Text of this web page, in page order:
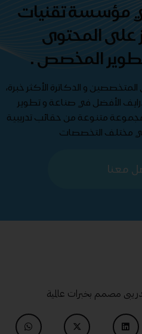
مؤسسة تقنيات
على المحتوى
المخصص .
و الدكاترة الأكثر خبرة،
الأفضل في صناعة و تطوير
مجموعة متنوعة من حقائب تدريبية
مختلف التخصصات
معنا
مصمم بخبرات عالمية